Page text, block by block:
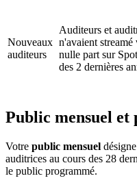
Nouveaux
auditeurs
Auditeurs et
n'avaient
nulle part sur
des 2 dernières
Public mensuel et
Votre public mensuel
auditrices au cours des 28
le public programmé.